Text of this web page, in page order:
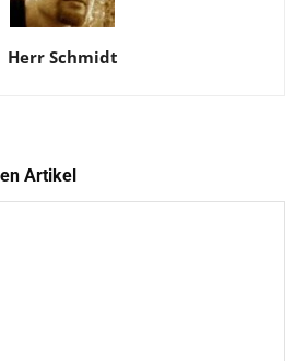
Herr Schmidt
Artikel